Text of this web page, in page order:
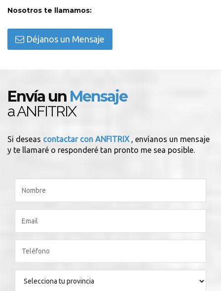
Nosotros te llamamos:
Déjanos un Mensaje
Envía un Mensaje
a ANFITRIX
Si deseas contactar con ANFITRIX , envíanos un mensaje
y te llamaré o responderé tan pronto me sea posible.